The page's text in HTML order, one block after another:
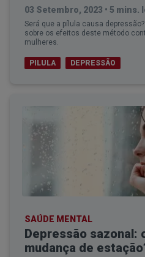
03 Setembro, 2023 • 5 mins.
Será que a pílula causa
sobre os efeitos deste método
mulheres.
PILULA DEPRESSÃO
SAÚDE MENTAL
Depressão sazonal:
mudança de